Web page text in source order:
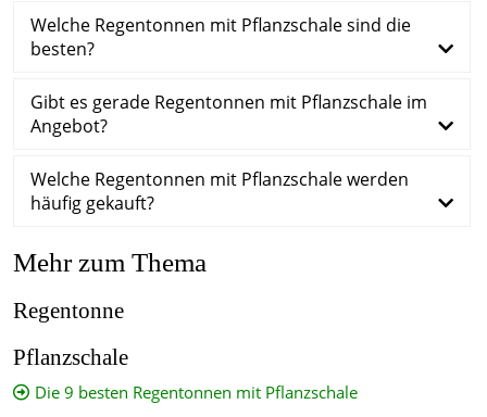
Welche Regentonnen mit Pflanzschale sind die
besten?
Gibt es gerade Regentonnen mit Pflanzschale im
Angebot?
Welche Regentonnen mit Pflanzschale werden
häufig gekauft?
Mehr zum Thema
Regentonne
Pflanzschale
Die 9 besten Regentonnen mit Pflanzschale